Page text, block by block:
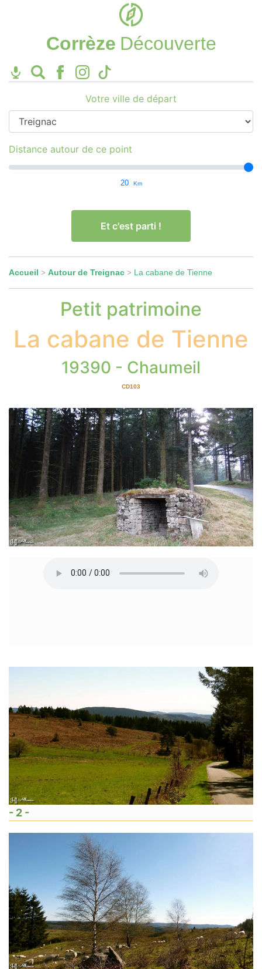
Corrèze Découverte
Votre ville de départ
Distance autour de ce point
20 Km
Et c'est parti !
Accueil > Autour de Treignac > La cabane de Tienne
Petit patrimoine
La cabane de Tienne
19390 - Chaumeil
CD103
- 2 -